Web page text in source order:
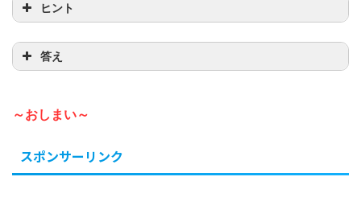
ヒント
答え
～おしまい～
スポンサーリンク